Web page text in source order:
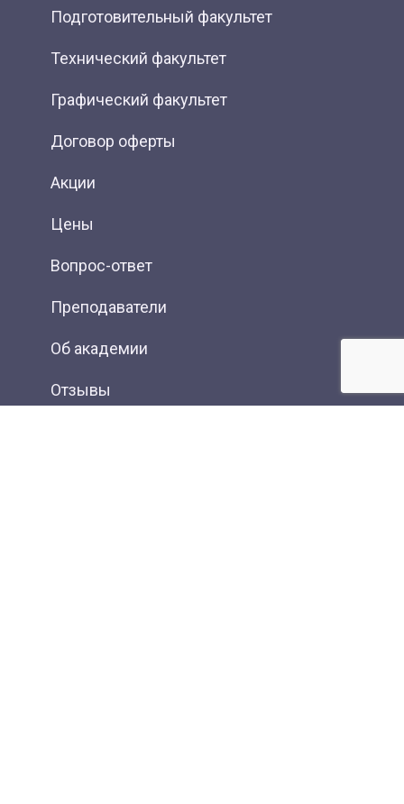
Подготовительный факультет
Технический факультет
Графический факультет
Договор оферты
Акции
Цены
Вопрос-ответ
Преподаватели
Об академии
Отзывы